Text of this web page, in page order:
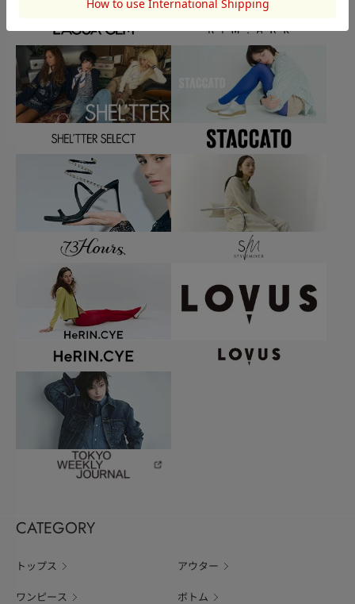
CATEGORY
トップス アウター
ワンピース ボトム